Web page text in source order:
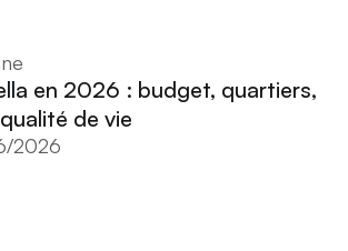
en 2026 : budget, quartiers,
de vie
2026